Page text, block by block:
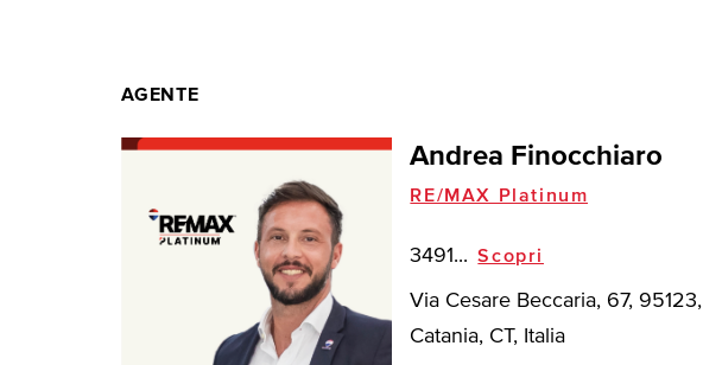
AGENTE
Andrea Finocchiaro
RE/MAX Platinum
3491... Scopri
Via Cesare Beccaria, 67, 95123,
Catania, CT, Italia